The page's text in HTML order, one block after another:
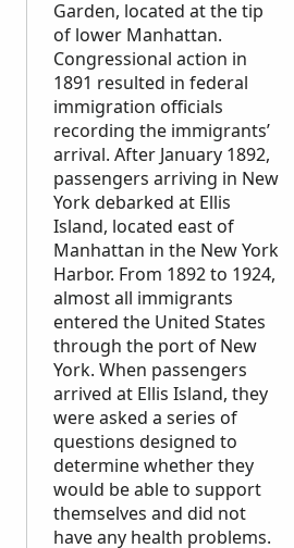
Garden, located at the tip
of lower Manhattan.
Congressional action in
1891 resulted in federal
immigration officials
recording the immigrants’
arrival. After January 1892,
passengers arriving in New
York debarked at Ellis
Island, located east of
Manhattan in the New York
Harbor. From 1892 to 1924,
almost all immigrants
entered the United States
through the port of New
York. When passengers
arrived at Ellis Island, they
were asked a series of
questions designed to
determine whether they
would be able to support
themselves and did not
have any health problems.